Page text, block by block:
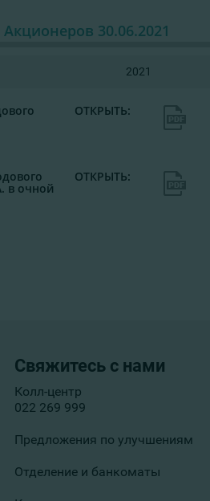
30.06.2021
2021
ОТКРЫТЬ:
в очной
ОТКРЫТЬ:
Свяжитесь с нами
Колл-центр
022 269 999
Предложения по улучшениям
Отделение и банкоматы